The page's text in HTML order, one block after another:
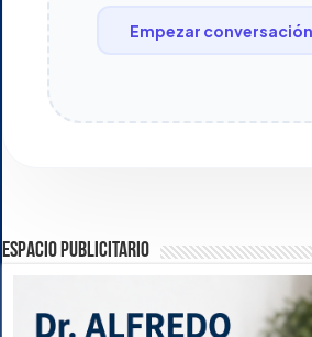
Empezar
ESPACIO PUBLICITARIO